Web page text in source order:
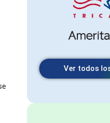
Ver todos